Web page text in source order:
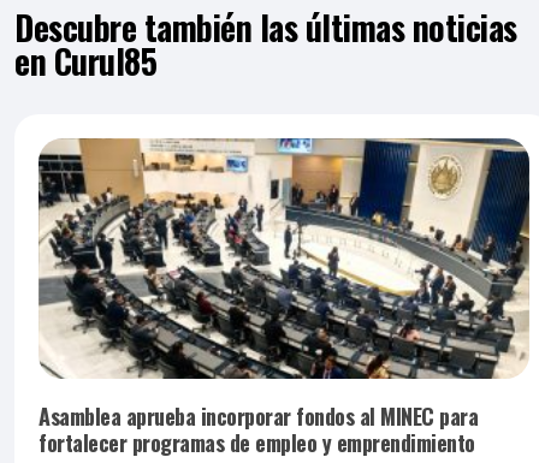
Descubre también las últimas noticias
en Curul85
Asamblea aprueba incorporar fondos al MINEC para
fortalecer programas de empleo y emprendimiento